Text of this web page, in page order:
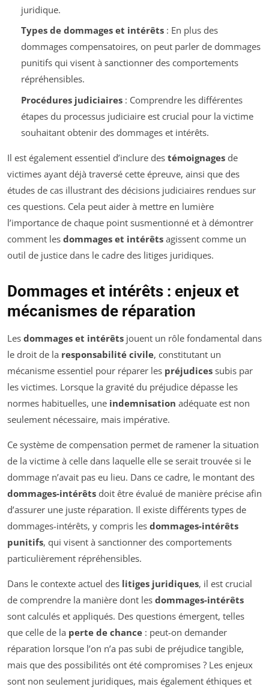
juridique.
Types de dommages et intérêts: En plus des
dommages compensatoires, on peut parler de dommages
punitifs qui visent à sanctionner des comportements
répréhensibles.
Procédures judiciaires: Comprendre les différentes
étapes du processus judiciaire est crucial pour la victime
souhaitant obtenir des dommages et intérêts.
Il est également essentiel d’inclure des témoignages de
victimes ayant déjà traversé cette épreuve, ainsi que des
études de cas illustrant des décisions judiciaires rendues sur
ces questions. Cela peut aider à mettre en lumière
l’importance de chaque point susmentionné et à démontrer
comment les dommages et intérêts agissent comme un
outil de justice dans le cadre des litiges juridiques.
Dommages et intérêts : enjeux et
mécanismes de réparation
Les dommages et intérêts jouent un rôle fondamental dans
le droit de la responsabilité civile, constitutant un
mécanisme essentiel pour réparer les préjudices subis par
les victimes. Lorsque la gravité du préjudice dépasse les
normes habituelles, une indemnisation adéquate est non
seulement nécessaire, mais impérative.
Ce système de compensation permet de ramener la situation
de la victime à celle dans laquelle elle se serait trouvée si le
dommage n’avait pas eu lieu. Dans ce cadre, le montant des
dommages-intérêts doit être évalué de manière précise afin
d’assurer une juste réparation. Il existe différents types de
dommages-intérêts, y compris les dommages-intérêts
punitifs, qui visent à sanctionner des comportements
particulièrement répréhensibles.
Dans le contexte actuel des litiges juridiques, il est crucial
de comprendre la manière dont les dommages-intérêts
sont calculés et appliqués. Des questions émergent, telles
que celle de la perte de chance : peut-on demander
réparation lorsque l’on n’a pas subi de préjudice tangible,
mais que des possibilités ont été compromises ? Les enjeux
sont non seulement juridiques, mais également éthiques et